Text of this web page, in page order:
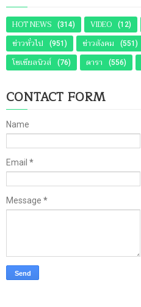
HOT NEWS (314) VIDEO (12)
ข่าวทั่วไป (951) ข่าวสังคม (551)
โซเชียลนิวส์ (76) ดารา (556)
CONTACT FORM
Name
Email *
Message *